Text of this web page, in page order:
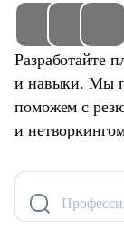
Разработайте
и навыки. Мы
поможем с
и